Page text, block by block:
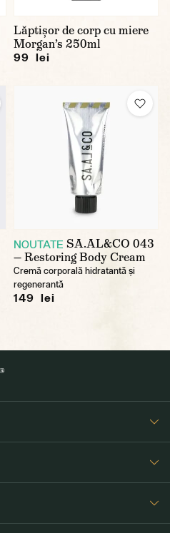
Lăptișor de corp cu miere
Morgan’s 250ml
99 lei
NOUTATE SA.AL&CO 043
— Restoring Body Cream
Cremă corporală hidratantă și
regenerantă
149 lei